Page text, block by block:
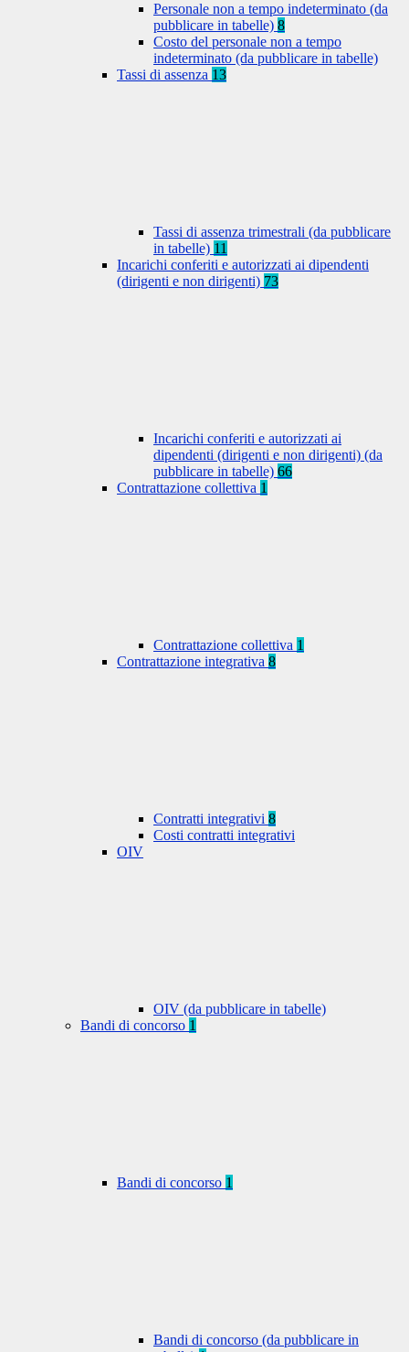
Personale non a tempo indeterminato (da
pubblicare in tabelle) 8
Costo del personale non a tempo
indeterminato (da pubblicare in tabelle)
Tassi di assenza 13
Tassi di assenza trimestrali (da pubblicare
in tabelle) 11
Incarichi conferiti e autorizzati ai dipendenti
(dirigenti e non dirigenti) 73
Incarichi conferiti e autorizzati ai
dipendenti (dirigenti e non dirigenti) (da
pubblicare in tabelle) 66
Contrattazione collettiva 1
Contrattazione collettiva 1
Contrattazione integrativa 8
Contratti integrativi 8
Costi contratti integrativi
OIV
OIV (da pubblicare in tabelle)
Bandi di concorso 1
Bandi di concorso 1
Bandi di concorso (da pubblicare in